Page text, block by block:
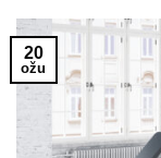
20
ožu